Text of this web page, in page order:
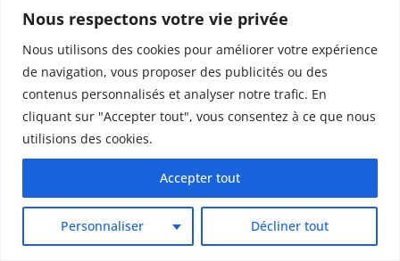
Nous respectons votre vie privée
Nous utilisons des cookies pour améliorer votre expérience
de navigation, vous proposer des publicités ou des
contenus personnalisés et analyser notre trafic. En
cliquant sur "Accepter tout", vous consentez à ce que nous
utilisions des cookies.
Personnaliser Décliner tout
Accepter tout
Dette immunitaire
DGCCRF
Diabète
Diagnostic
Didier Raoult
Dignité